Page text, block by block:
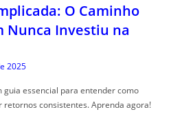
O Caminho
Nunca Investiu na
2025
guia essencial para entender como
consistentes. Aprenda agora!